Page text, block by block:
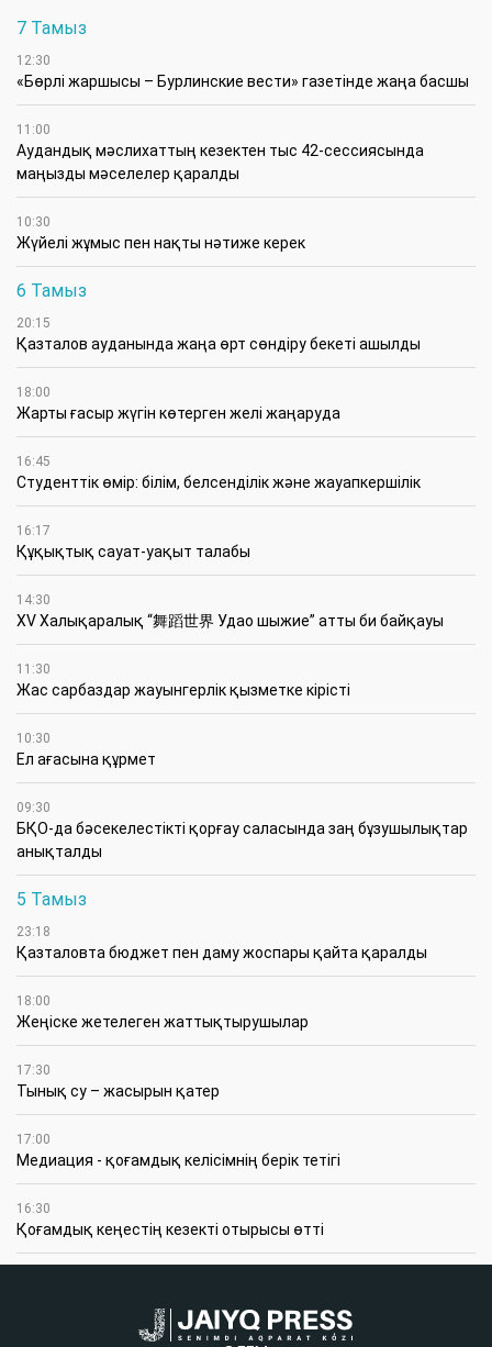
7 Тамыз
12:30
«Бөрлі жаршысы – Бурлинские вести» газетінде жаңа басшы
11:00
Аудандық мәслихаттың кезектен тыс 42-сессиясында
маңызды мәселелер қаралды
10:30
Жүйелі жұмыс пен нақты нәтиже керек
6 Тамыз
20:15
Қазталов ауданында жаңа өрт сөндіру бекеті ашылды
18:00
Жарты ғасыр жүгін көтерген желі жаңаруда
16:45
Студенттік өмір: білім, белсенділік және жауапкершілік
16:17
Құқықтық сауат-уақыт талабы
14:30
XV Халықаралық “舞蹈世界 Удао шыжие” атты би байқауы
11:30
Жас сарбаздар жауынгерлік қызметке кірісті
10:30
Ел ағасына құрмет
09:30
БҚО-да бәсекелестікті қорғау саласында заң бұзушылықтар
анықталды
5 Тамыз
23:18
Қазталовта бюджет пен даму жоспары қайта қаралды
18:00
Жеңіске жетелеген жаттықтырушылар
17:30
Тынық су – жасырын қатер
17:00
Медиация - қоғамдық келісімнің берік тетігі
16:30
Қоғамдық кеңестің кезекті отырысы өтті